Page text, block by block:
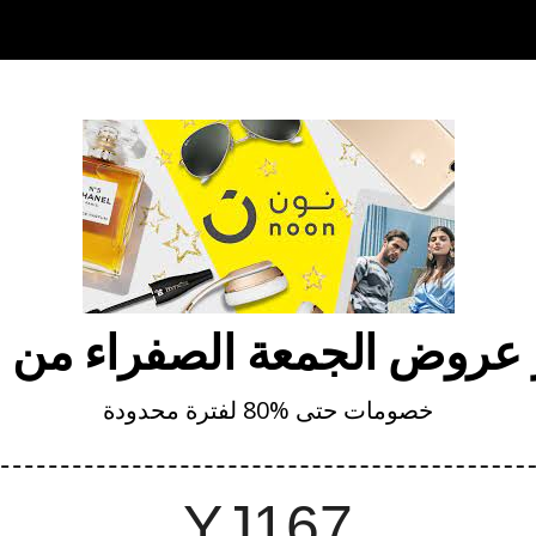
عروض الجمعة الصفراء من
خصومات حتى %80 لفترة محدودة